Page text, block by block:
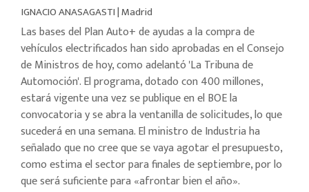
IGNACIO ANASAGASTI|Madrid
Las bases del Plan Auto+ de ayudas a la compra de
vehículos electrificados han sido aprobadas en el Consejo
de Ministros de hoy, como adelantó 'La Tribuna de
Automoción'. El programa, dotado con 400 millones,
estará vigente una vez se publique en el BOE la
convocatoria y se abra la ventanilla de solicitudes, lo que
sucederá en una semana. El ministro de Industria ha
señalado que no cree que se vaya agotar el presupuesto,
como estima el sector para finales de septiembre, por lo
que será suficiente para «afrontar bien el año».